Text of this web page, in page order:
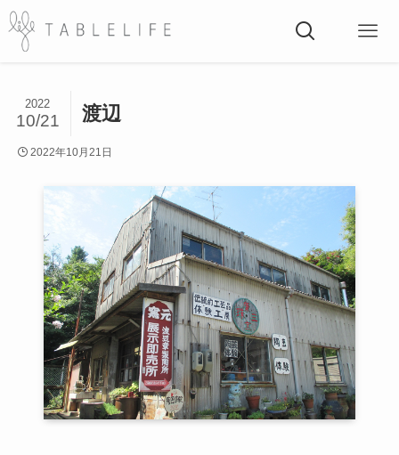
渡辺
2022
10/21
2022年10月21日